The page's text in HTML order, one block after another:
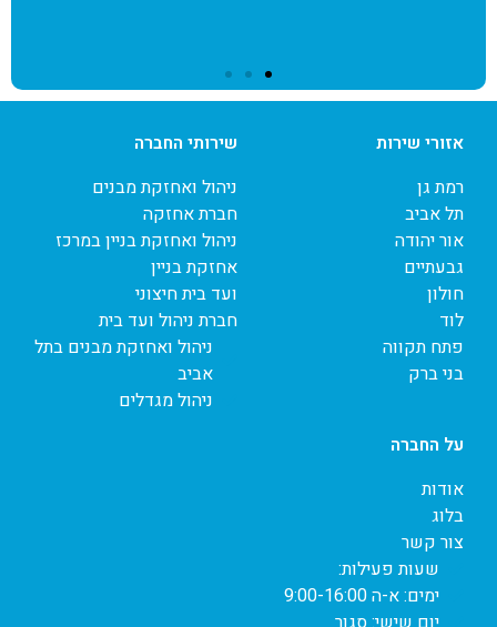
אזורי שירות
רמת גן
תל אביב
אור יהודה
גבעתיים
חולון
לוד
פתח תקווה
בני ברק
שירותי החברה
ניהול ואחזקת מבנים
חברת אחזקה
ניהול ואחזקת בניין במרכז
אחזקת בניין
ועד בית חיצוני
חברת ניהול ועד בית
ניהול ואחזקת מבנים בתל
אביב
ניהול מגדלים
על החברה
אודות
בלוג
צור קשר
שעות פעילות:
ימים: א-ה 9:00-16:00